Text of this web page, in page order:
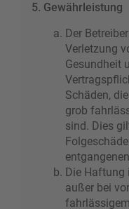
5. Gewährleistung
Der
Verletzung
Gesundheit
Schäden,
grob
sind. Dies
Die Haftung
außer bei